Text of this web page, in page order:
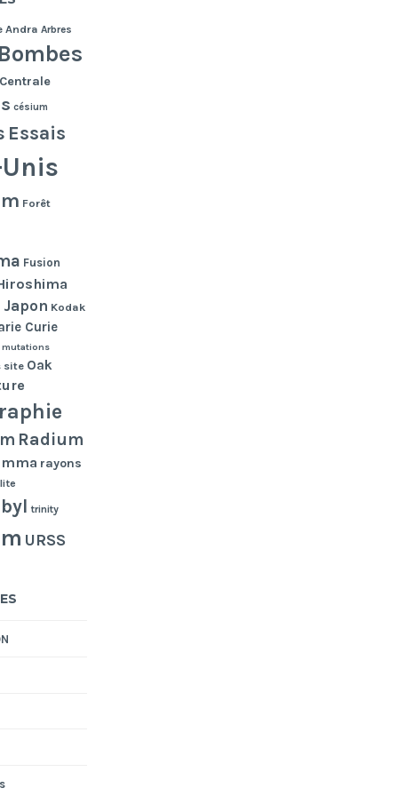
Andra Arbres
césium
Essais
Forêt
Fusion
Japon Kodak
Curie
mutations
site Oak
Radium
rayons
trinity
URSS